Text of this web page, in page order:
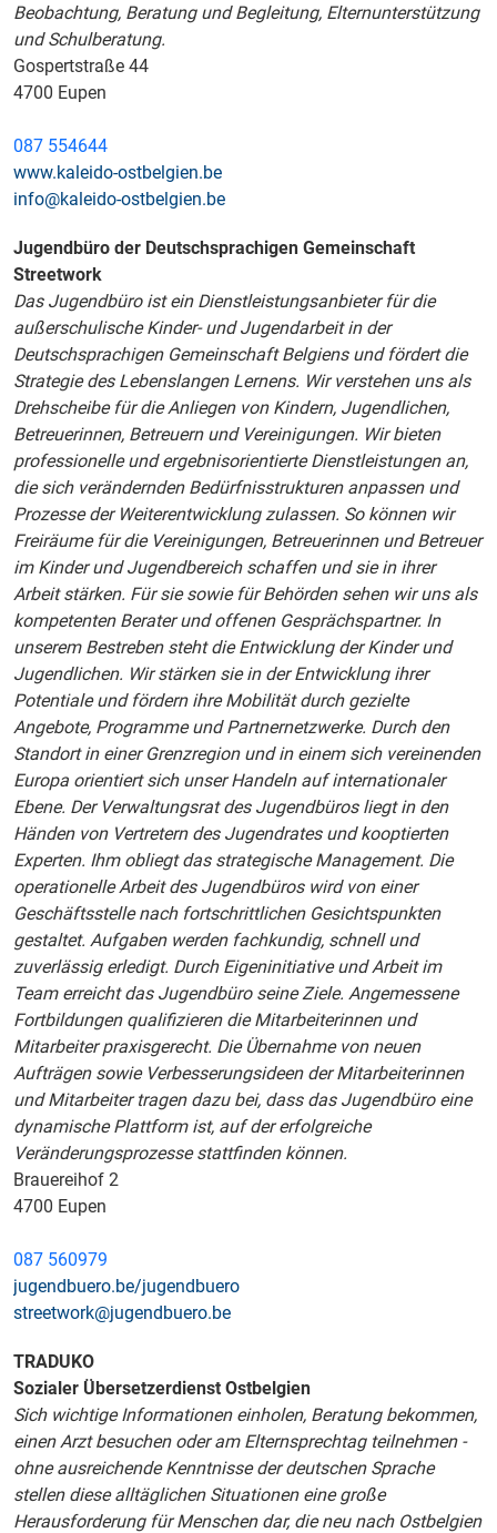
Beobachtung, Beratung und Begleitung, Elternunterstützung
und Schulberatung.
Gospertstraße 44
4700 Eupen
087 554644
www.kaleido-ostbelgien.be
info@kaleido-ostbelgien.be
Jugendbüro der Deutschsprachigen Gemeinschaft
Streetwork
Das Jugendbüro ist ein Dienstleistungsanbieter für die
außerschulische Kinder- und Jugendarbeit in der
Deutschsprachigen Gemeinschaft Belgiens und fördert die
Strategie des Lebenslangen Lernens. Wir verstehen uns als
Drehscheibe für die Anliegen von Kindern, Jugendlichen,
Betreuerinnen, Betreuern und Vereinigungen. Wir bieten
professionelle und ergebnisorientierte Dienstleistungen an,
die sich verändernden Bedürfnisstrukturen anpassen und
Prozesse der Weiterentwicklung zulassen. So können wir
Freiräume für die Vereinigungen, Betreuerinnen und Betreuer
im Kinder und Jugendbereich schaffen und sie in ihrer
Arbeit stärken. Für sie sowie für Behörden sehen wir uns als
kompetenten Berater und offenen Gesprächspartner. In
unserem Bestreben steht die Entwicklung der Kinder und
Jugendlichen. Wir stärken sie in der Entwicklung ihrer
Potentiale und fördern ihre Mobilität durch gezielte
Angebote, Programme und Partnernetzwerke. Durch den
Standort in einer Grenzregion und in einem sich vereinenden
Europa orientiert sich unser Handeln auf internationaler
Ebene. Der Verwaltungsrat des Jugendbüros liegt in den
Händen von Vertretern des Jugendrates und kooptierten
Experten. Ihm obliegt das strategische Management. Die
operationelle Arbeit des Jugendbüros wird von einer
Geschäftsstelle nach fortschrittlichen Gesichtspunkten
gestaltet. Aufgaben werden fachkundig, schnell und
zuverlässig erledigt. Durch Eigeninitiative und Arbeit im
Team erreicht das Jugendbüro seine Ziele. Angemessene
Fortbildungen qualifizieren die Mitarbeiterinnen und
Mitarbeiter praxisgerecht. Die Übernahme von neuen
Aufträgen sowie Verbesserungsideen der Mitarbeiterinnen
und Mitarbeiter tragen dazu bei, dass das Jugendbüro eine
dynamische Plattform ist, auf der erfolgreiche
Veränderungsprozesse stattfinden können.
Brauereihof 2
4700 Eupen
087 560979
jugendbuero.be/jugendbuero
streetwork@jugendbuero.be
TRADUKO
Sozialer Übersetzerdienst Ostbelgien
Sich wichtige Informationen einholen, Beratung bekommen,
einen Arzt besuchen oder am Elternsprechtag teilnehmen -
ohne ausreichende Kenntnisse der deutschen Sprache
stellen diese alltäglichen Situationen eine große
Herausforderung für Menschen dar, die neu nach Ostbelgien